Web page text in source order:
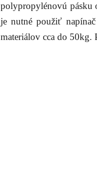
polypropylénovú pásku
je nutné použiť
materiálov cca do 50kg.